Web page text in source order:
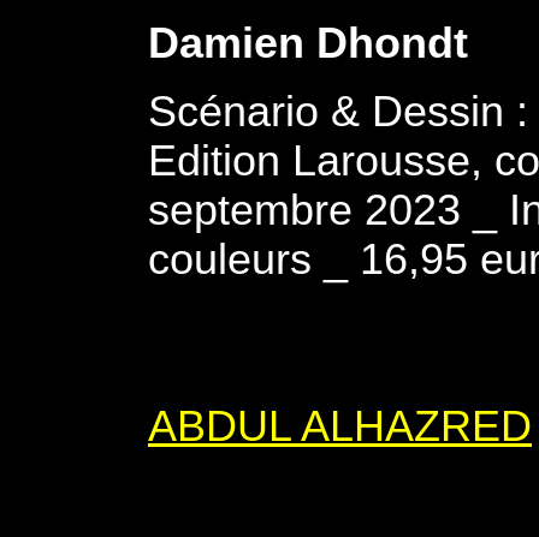
Damien Dhondt
Scénario & Dessin
Edition Larousse,
septembre 2023 _
couleurs _ 16,95
ABDUL ALHAZRED